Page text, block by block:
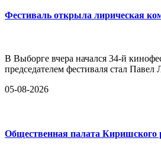
Фестиваль открыла лирическая
В Выборге вчера начался 34-й
председателем фестиваля стал
05-08-2026
Общественная палата Киришского